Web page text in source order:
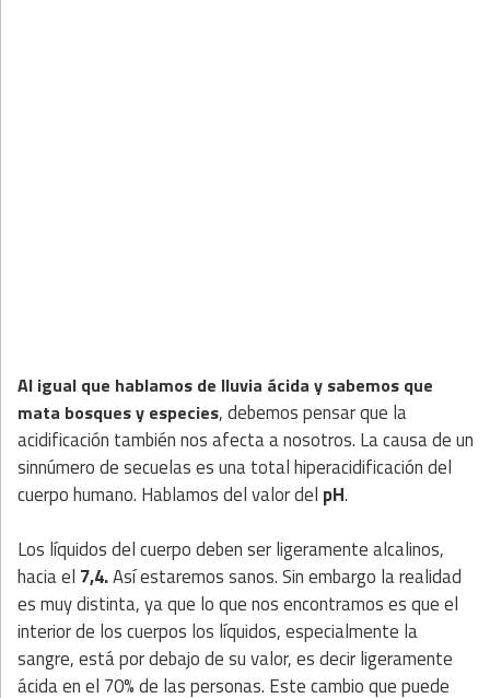
Al igual que hablamos de lluvia ácida y sabemos que
mata bosques y especies, debemos pensar que la
acidificación también nos afecta a nosotros. La causa de un
sinnúmero de secuelas es una total hiperacidificación del
cuerpo humano. Hablamos del valor del pH.
Los líquidos del cuerpo deben ser ligeramente alcalinos,
hacia el 7,4.Así estaremos sanos. Sin embargo la realidad
es muy distinta, ya que lo que nos encontramos es que el
interior de los cuerpos los líquidos, especialmente la
sangre, está por debajo de su valor, es decir ligeramente
ácida en el 70% de las personas. Este cambio que puede